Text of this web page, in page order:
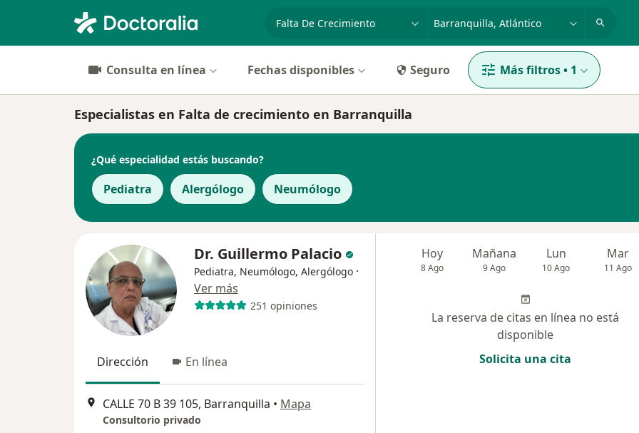
Consulta en línea Fechas disponibles Seguro Más filtros• 1
Especialistas en Falta de crecimiento en Barranquilla
¿Qué especialidad estás buscando?
Pediatra Alergólogo Neumólogo
Dr. Guillermo Palacio
Pediatra, Neumólogo, Alergólogo ·
Ver más
251 opiniones
Dirección En línea
CALLE 70 B 39 105, Barranquilla • Mapa
Consultorio privado
Hoy
8 Ago
Mañana
9 Ago
Lun
10 Ago
Mar
11 Ago
La reserva de citas en línea no está
disponible
Solicita una cita